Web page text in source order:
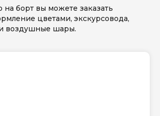
борт вы можете заказать
цветами, экскурсовода,
воздушные шары.